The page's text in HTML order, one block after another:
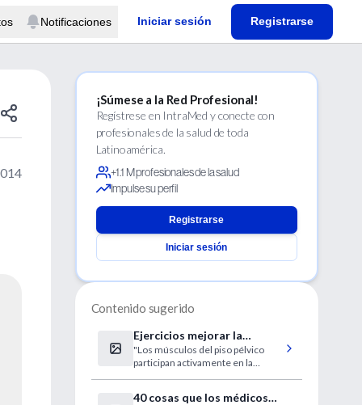
Notificaciones Iniciar sesión Registrarse
¡Súmese a la Red Profesional!
Regístrese en IntraMed y conecte con
profesionales de la salud de toda
Latinoamérica.
+1.1 M profesionales de la salud
Impulse su perfil
Registrarse
Iniciar sesión
Contenido sugerido
Ejercicios mejorar la
eyaculación precoz
"Los músculos del piso pélvico
participan activamente en la
40 cosas que los médicos